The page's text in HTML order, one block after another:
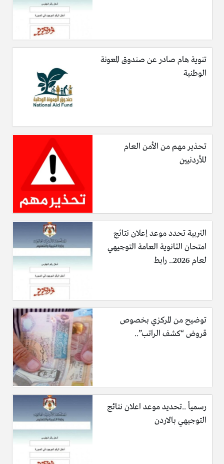
الوزراء، الدكتور هاني الملقي سوف يلتقي مجلس نقابة المعلمين،
وذلك بعد أيام من تلويح مجلس النقابة في جلسة طارئة ببدء
(2017/2018)، في حال
عدم تنفيذ مطالب عدة، كان أبرزها رفض تعديلات نظام الخدمة
المدنية وأعتبارها مجحفة بحق القطاع العام والخاص، والأخذ
بمقترحات نقابة المعلمين الأردنيين حول هذة التعديلات.
كما يطالب المجلس بإقرار التشريعات المرفوعة من نقابة المعلمين
النقابة التي أقرت في الدورة المركزية الأولى وأمن حماية المعلم،
ونظام مزاولة المهنة، ونظام المالي الإداري وصندق ضمان التربية(
مكافأة نهاية الخدمة 15 ضعفا للراتب.
وجاء في المطالبة كذلك تنفيذ مقترحات المقدمة من نقابة المعلمين
على نظام التأمين الصحي، ورفع علاوة التعليم من 100% إلى
تنوية هام صادر عن صندوق المعونة
الوطنية
تحذير مهم من الأمن العام
للأردنيين
التربية تحدد موعد إعلان نتائج
امتحان الثانوية العامة التوجيهي
لعام 2026.. رابط
توضيح من المركزي بخصوص
قروض “كشف الراتب”..
رسمياً ..تحديد موعد اعلان نتائج
التوجيهي بالاردن